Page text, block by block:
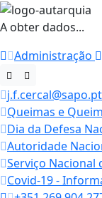
A obter dados...
Administração
j.f.cercal@sapo.pt
Queimas e
Dia da Defesa
Autoridade
Serviço Nacional
Covid-19 -